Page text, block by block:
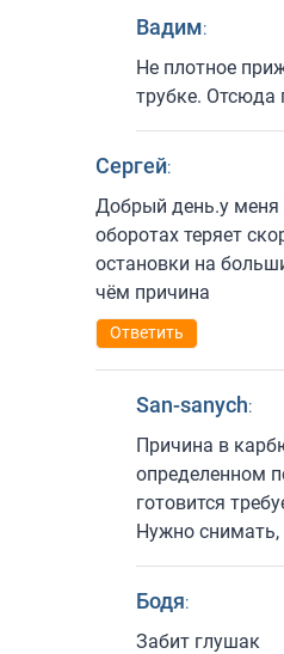
Вадим:
Не плотное
трубке. Отсюда
Сергей:
Добрый день.у меня
оборотах теряет
остановки на
чём причина
Ответить
San-sanych:
Причина в
определенном
готовится
Нужно
Бодя:
Забит глушак